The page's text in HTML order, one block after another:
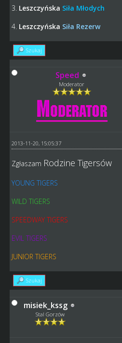
3. Leszczyńska Siła Młodych
4. Leszczyńska Siła Rezerw
Szukaj
Speed
Moderator
2013-11-20, 15:05:37
Zgłaszam Rodzine Tigersów
YOUNG TIGERS
WILD TIGERS
SPEEDWAY TIGERS
EVIL TIGERS
JUNIOR TIGERS
Szukaj
misiek_kssg
Stal Gorzów